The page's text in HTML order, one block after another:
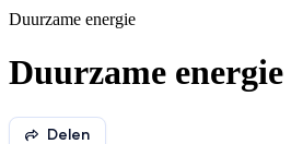
Duurzame energie
Duurzame energie
Delen